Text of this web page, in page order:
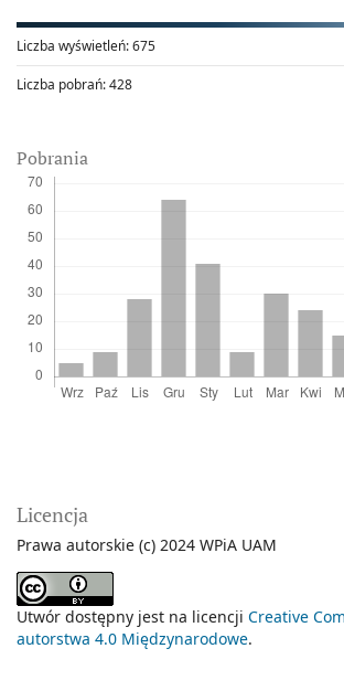
Liczba wyświetleń:675
Liczba pobrań:428
Pobrania
Licencja
Prawa autorskie (c) 2024 WPiA UAM
Utwór dostępny jest na licencji Creative
autorstwa 4.0 Międzynarodowe.